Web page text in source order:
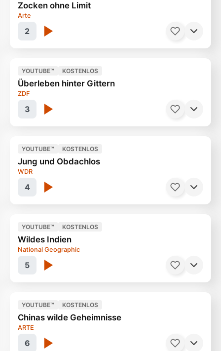
Smart Glasses - Der neue Alptraum
2
Zocken ohne Limit
Arte
Glücksspiel außer Kontrolle
3
YOUTUBE™ KOSTENLOS
Überleben hinter Gittern
ZDF
Im Gefängnis der Philippinen
4
YOUTUBE™ KOSTENLOS
Jung und Obdachlos
WDR
Nicht mehr leicht für Jugendliche
5
YOUTUBE™ KOSTENLOS
Wildes Indien
National Geographic
Spezialisten der Wüste
6
YOUTUBE™ KOSTENLOS
Chinas wilde Geheimnisse
ARTE